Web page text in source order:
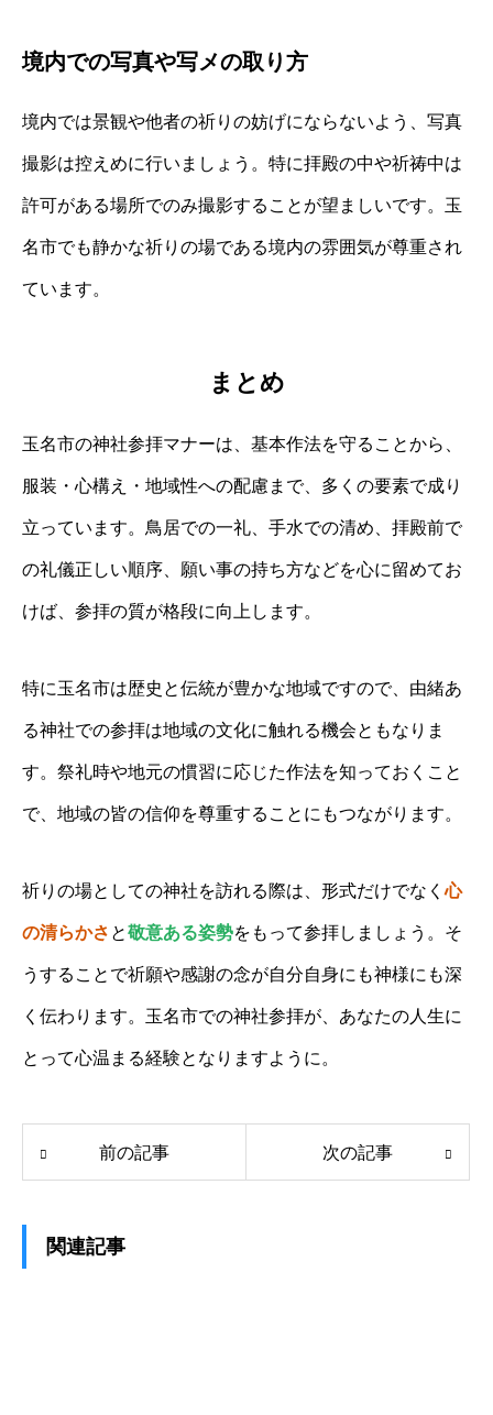
境内での写真や写メの取り方
境内では景観や他者の祈りの妨げにならないよう、写真
撮影は控えめに行いましょう。特に拝殿の中や祈祷中は
許可がある場所でのみ撮影することが望ましいです。玉
名市でも静かな祈りの場である境内の雰囲気が尊重され
ています。
まとめ
玉名市の神社参拝マナーは、基本作法を守ることから、
服装・心構え・地域性への配慮まで、多くの要素で成り
立っています。鳥居での一礼、手水での清め、拝殿前で
の礼儀正しい順序、願い事の持ち方などを心に留めてお
けば、参拝の質が格段に向上します。
特に玉名市は歴史と伝統が豊かな地域ですので、由緒あ
る神社での参拝は地域の文化に触れる機会ともなりま
す。祭礼時や地元の慣習に応じた作法を知っておくこと
で、地域の皆の信仰を尊重することにもつながります。
祈りの場としての神社を訪れる際は、形式だけでなく心
の清らかさ と敬意ある姿勢をもって参拝しましょう。そ
うすることで祈願や感謝の念が自分自身にも神様にも深
く伝わります。玉名市での神社参拝が、あなたの人生に
とって心温まる経験となりますように。
前の記事 次の記事
関連記事